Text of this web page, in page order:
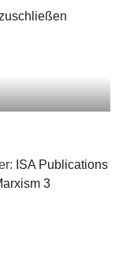
ISA Publications
3